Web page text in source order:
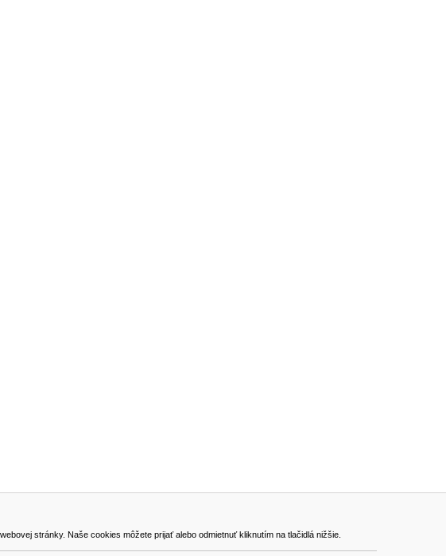
stránky. Naše cookies môžete prijať alebo odmietnuť kliknutím na tlačidlá nižšie.